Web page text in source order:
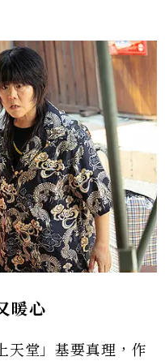
暖心
天堂」基要真理，作